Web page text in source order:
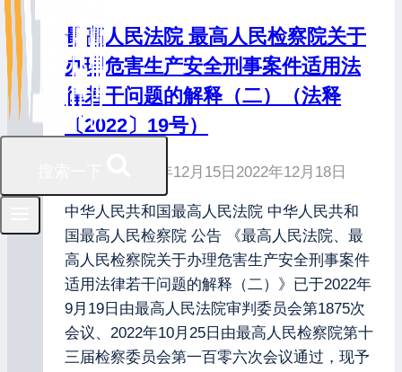
最高人民法院 最高人民检察院关于
办理危害生产安全刑事案件适用法
律若干问题的解释（二）（法释
〔2022〕19号）
2022年12月15日 2022年12月18日
中华人民共和国最高人民法院 中华人民共和
国最高人民检察院 公告 《最高人民法院、最
高人民检察院关于办理危害生产安全刑事案件
适用法律若干问题的解释（二）》已于2022年
9月19日由最高人民法院审判委员会第1875次
会议、2022年10月25日由最高人民检察院第十
三届检察委员会第一百零六次会议通过，现予